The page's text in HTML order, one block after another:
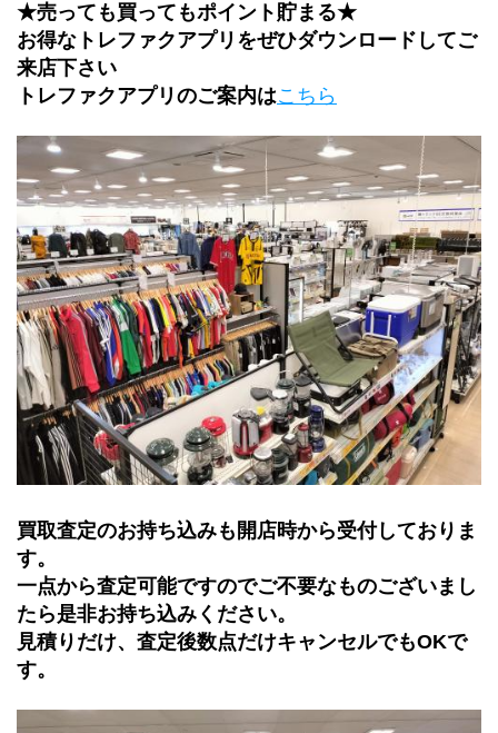
★売っても買ってもポイント貯まる★
お得なトレファクアプリをぜひダウンロードしてご
来店下さい
トレファクアプリのご案内はこちら
買取査定のお持ち込みも開店時から受付しておりま
す。
一点から査定可能ですのでご不要なものございまし
たら是非お持ち込みください。
見積りだけ、査定後数点だけキャンセルでもOKで
す。